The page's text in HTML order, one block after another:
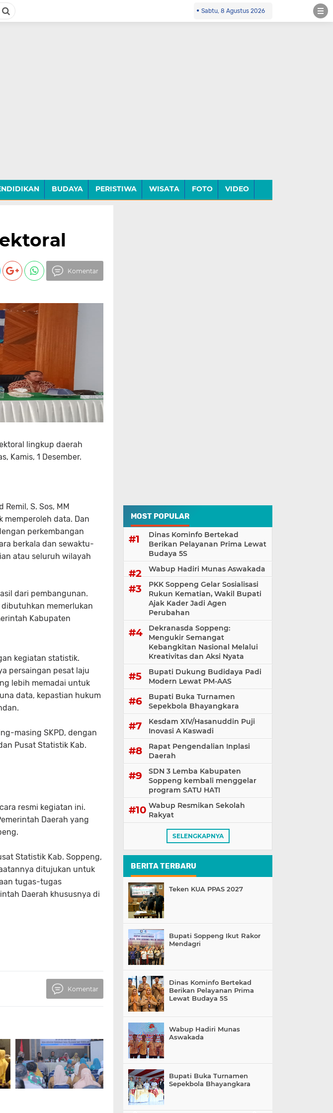
Sabtu, 8 Agustus 2026
BUDAYA PERISTIWA WISATA FOTO VIDEO
Komentar
lingkup daerah
Kamis, 1 Desember.
S. Sos, MM
data. Dan
perkembangan
berkala dan sewaktu-
atau seluruh wilayah
dari pembangunan.
memerlukan
Kabupaten
kegiatan statistik.
persaingan pesat laju
lebih memadai untuk
data, kepastian hukum
masing SKPD, dengan
Pusat Statistik Kab.
resmi kegiatan ini.
Daerah yang
Statistik Kab. Soppeng,
ditujukan untuk
tugas-tugas
Daerah khususnya di
Komentar
MOST POPULAR
Dinas Kominfo Bertekad
Berikan Pelayanan Prima Lewat
Budaya 5S
Wabup Hadiri Munas Aswakada
PKK Soppeng Gelar Sosialisasi
Rukun Kematian, Wakil Bupati
Ajak Kader Jadi Agen
Perubahan
Dekranasda Soppeng:
Mengukir Semangat
Kebangkitan Nasional Melalui
Kreativitas dan Aksi Nyata
Bupati Dukung Budidaya Padi
Modern Lewat PM-AAS
Bupati Buka Turnamen
Sepekbola Bhayangkara
Kesdam XIV/Hasanuddin Puji
Inovasi A Kaswadi
Rapat Pengendalian Inplasi
Daerah
SDN 3 Lemba Kabupaten
Soppeng kembali menggelar
program SATU HATI
Wabup Resmikan Sekolah
Rakyat
SELENGKAPNYA
BERITA TERBARU
Teken KUA PPAS 2027
Bupati Soppeng Ikut Rakor
Mendagri
Dinas Kominfo Bertekad
Berikan Pelayanan Prima
Lewat Budaya 5S
Wabup Hadiri Munas
Aswakada
Bupati Buka Turnamen
Sepekbola Bhayangkara